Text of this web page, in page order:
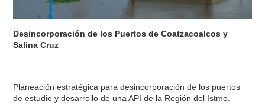
Desincorporación de los Puertos de Coatzacoalcos y
Salina Cruz
Planeación estratégica para desincorporación de los puertos
de estudio y desarrollo de una API de la Región del Istmo.